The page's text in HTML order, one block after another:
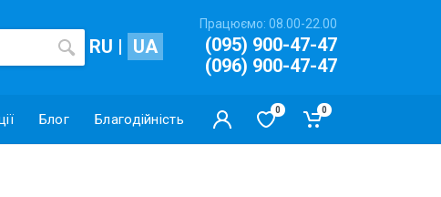
RU | UA
Працюємо: 08.00-22.00
(095) 900-47-47
(096) 900-47-47
Блог Благодійність
0 0